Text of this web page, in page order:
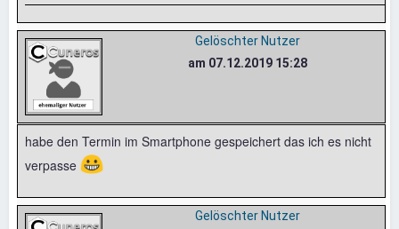
Gelöschter Nutzer
am 07.12.2019 15:28
habe den Termin im Smartphone gespeichert das ich es nicht
verpasse 😀
Gelöschter Nutzer